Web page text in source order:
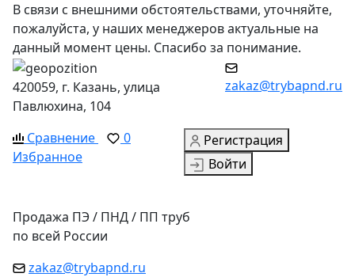
В связи с внешними обстоятельствами, уточняйте,
пожалуйста, у наших менеджеров актуальные на
данный момент цены. Спасибо за понимание.
420059, г. Казань, улица
Павлюхина, 104
zakaz@trybapnd.ru
Сравнение
0
Избранное
Регистрация
Войти
Продажа ПЭ / ПНД / ПП труб
по всей России
zakaz@trybapnd.ru